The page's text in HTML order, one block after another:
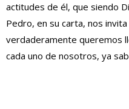
actitudes de él, que siendo
Pedro, en su carta, nos
verdaderamente queremos
cada uno de nosotros, ya